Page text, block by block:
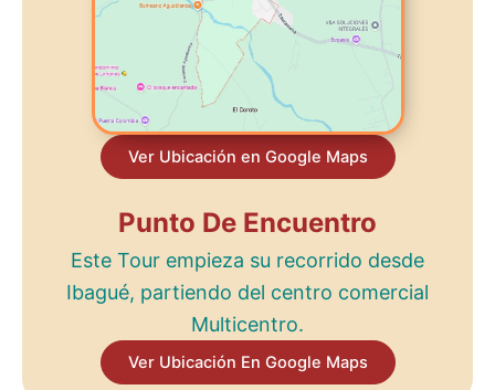
Ver Ubicación en Google Maps
Punto De Encuentro
Este Tour empieza su recorrido desde
Ibagué, partiendo del centro comercial
Multicentro.
Ver Ubicación En Google Maps